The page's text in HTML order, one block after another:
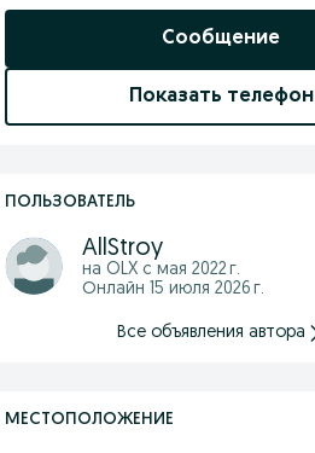
Сообщение
Показать телефон
ПОЛЬЗОВАТЕЛЬ
AllStroy
на OLX с мая 2022 г.
Онлайн 15 июля 2026 г.
Все объявления автора
МЕСТОПОЛОЖЕНИЕ